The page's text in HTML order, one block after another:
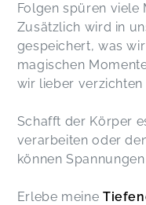
Folgen spüren viele
Zusätzlich wird in
gespeichert, was
magischen
wir lieber verzichten
Schafft der Körper
verarbeiten oder
können
Erlebe meine